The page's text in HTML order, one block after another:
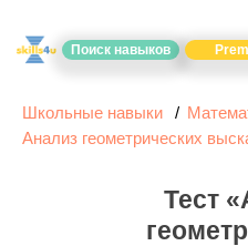
Поиск навыков
Школьные навыки
Анализ геометрических
Тест